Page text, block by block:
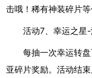
击哦！稀有神装碎片
活动7、幸运之星
每抽一次幸运转
亚碎片奖励。活动结